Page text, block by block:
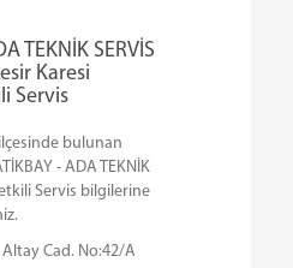
TEKNİK SERVİS
Karesi
Servis
bulunan
- ADA TEKNİK
Servis bilgilerine
Cad. No:42/A